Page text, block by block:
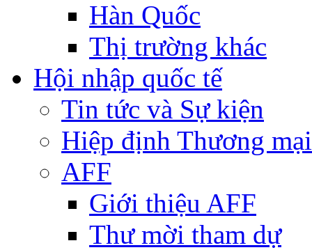
Hàn Quốc
Thị trường khác
Hội nhập quốc tế
Tin tức và Sự kiện
Hiệp định Thương
AFF
Giới thiệu AFF
Thư mời tham dự